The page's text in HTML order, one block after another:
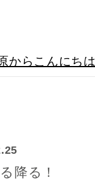
からこんにちは
降る！